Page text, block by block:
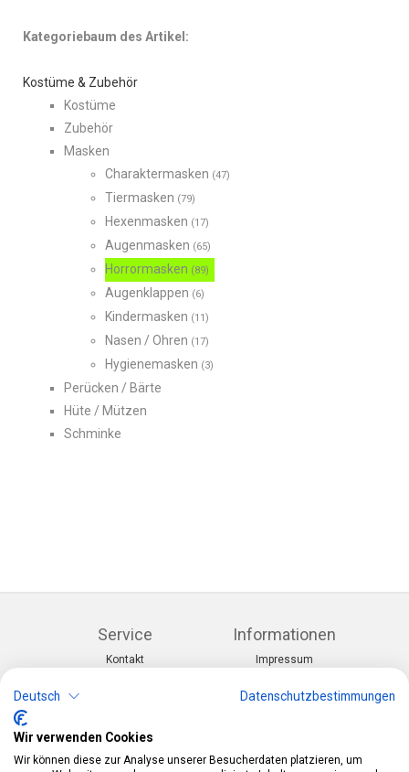
Kategoriebaum des Artikel:
Kostüme & Zubehör
Kostüme
Zubehör
Masken
Charaktermasken (47)
Tiermasken (79)
Hexenmasken (17)
Augenmasken (65)
Horrormasken (89)
Augenklappen (6)
Kindermasken (11)
Nasen / Ohren (17)
Hygienemasken (3)
Perücken / Bärte
Hüte / Mützen
Schminke
Service
Kontakt
Informationen
Impressum
Datenschutz
Kategorien
Anlässe & Themen Telefon: 0412190091
Deutsch Datenschutzbestimmungen
Wir verwenden Cookies
Wir können diese zur Analyse unserer Besucherdaten platzieren, um